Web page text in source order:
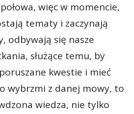
więc w momencie,
tematy i zaczynają
odbywają się nasze
służące temu, by
kwestie i mieć
wybrzmi z danej mowy, to
wiedza, nie tylko